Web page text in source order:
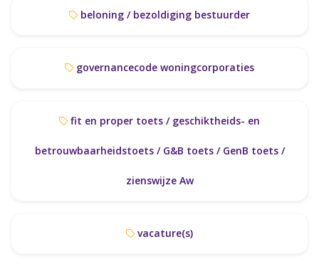
beloning / bezoldiging bestuurder
governancecode woningcorporaties
betrouwbaarheidstoets / G&B toets / GenB toets /
zienswijze Aw
vacature(s)